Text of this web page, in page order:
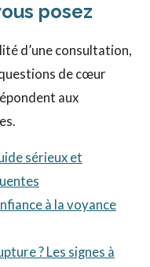
posez
d’une consultation,
de cœur
aux
sérieux et
à la voyance
? Les signes à